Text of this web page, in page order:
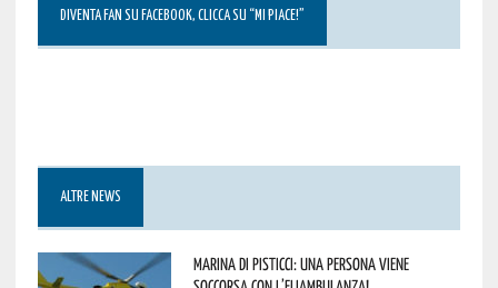
DIVENTA FAN SU FACEBOOK, CLICCA SU “MI PIACE!”
ALTRE NEWS
Marina di Pisticci: una persona viene